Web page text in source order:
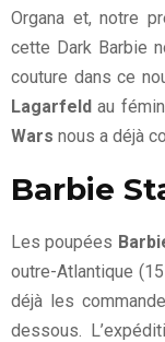
Organa et, notre
cette Dark Barbie
couture dans ce
Lagarfeld au
Wars nous a déjà
Barbie
Les poupées
outre-Atlantique
déjà les
dessous.